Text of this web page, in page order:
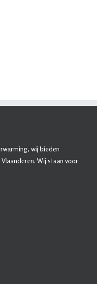
wij bieden
Wij staan voor